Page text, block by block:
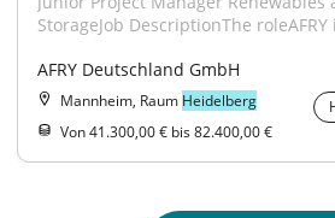
StorageJob DescriptionThe
AFRY Deutschland GmbH
Mannheim, Raum Heidelberg
Von 41.300,00 € bis 82.400,00 €